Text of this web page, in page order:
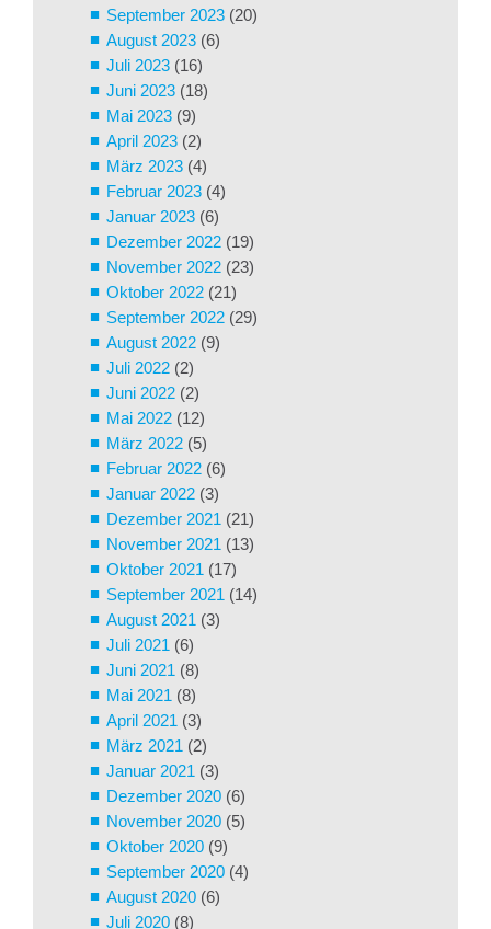
September 2023 (20)
August 2023 (6)
Juli 2023 (16)
Juni 2023 (18)
Mai 2023 (9)
April 2023 (2)
März 2023 (4)
Februar 2023 (4)
Januar 2023 (6)
Dezember 2022 (19)
November 2022 (23)
Oktober 2022 (21)
September 2022 (29)
August 2022 (9)
Juli 2022 (2)
Juni 2022 (2)
Mai 2022 (12)
März 2022 (5)
Februar 2022 (6)
Januar 2022 (3)
Dezember 2021 (21)
November 2021 (13)
Oktober 2021 (17)
September 2021 (14)
August 2021 (3)
Juli 2021 (6)
Juni 2021 (8)
Mai 2021 (8)
April 2021 (3)
März 2021 (2)
Januar 2021 (3)
Dezember 2020 (6)
November 2020 (5)
Oktober 2020 (9)
September 2020 (4)
August 2020 (6)
Juli 2020 (8)